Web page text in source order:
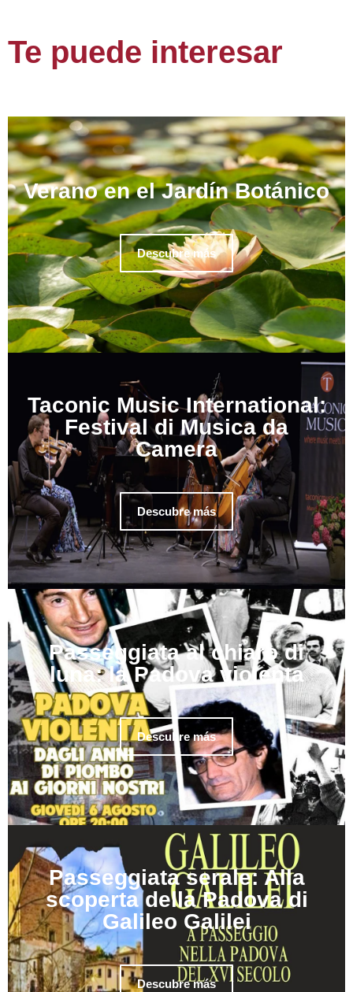
Te puede interesar
Verano en el Jardín Botánico
Descubre más
Taconic Music International:
Festival di Musica da
Camera
Descubre más
Passeggiata al chiaro di
luna: la Padova violenta
Descubre más
Passeggiata serale: Alla
scoperta della Padova di
Galileo Galilei
Descubre más